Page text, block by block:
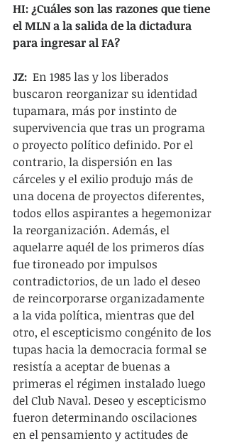
HI: ¿Cuáles son las razones que tiene
el MLN a la salida de la dictadura
para ingresar al FA?
JZ:
  En 1985 las y los liberados
buscaron reorganizar su identidad
tupamara, más por instinto de
supervivencia que tras un programa
o proyecto político definido. Por el
contrario, la dispersión en las
cárceles y el exilio produjo más de
una docena de proyectos diferentes,
todos ellos aspirantes a hegemonizar
la reorganización. Además, el
aquelarre aquél de los primeros días
fue tironeado por impulsos
contradictorios, de un lado el deseo
de reincorporarse organizadamente
a la vida política, mientras que del
otro, el escepticismo congénito de los
tupas hacia la democracia formal se
resistía a aceptar de buenas a
primeras el régimen instalado luego
del Club Naval. Deseo y escepticismo
fueron determinando oscilaciones
en el pensamiento y actitudes de